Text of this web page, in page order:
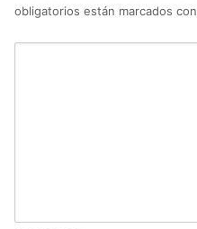
obligatorios están marcados con